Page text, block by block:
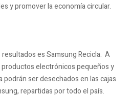
y promover la economía circular.
es Samsung Recicla. A
electrónicos pequeños y
ser desechados en las cajas
repartidas por todo el país.